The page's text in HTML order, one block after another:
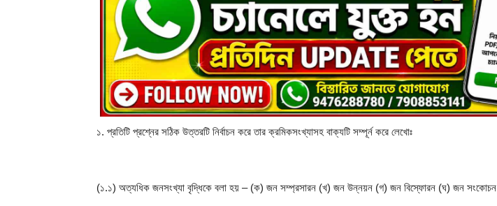
১. প্রতিটি প্রশ্নের সঠিক উত্তরটি নির্বাচন করে তার ক্রমিকসংখ্যাসহ বাক্যটি সম্পূর্ন করে লেখোঃ
(১.১) অত্যধিক জনসংখ্যা বৃদ্ধিকে বলা হয় – (ক) জন সম্প্রসারন (খ) জন উন্নয়ন (গ) জন বিস্ফোরন (ঘ) জন সংকোচন